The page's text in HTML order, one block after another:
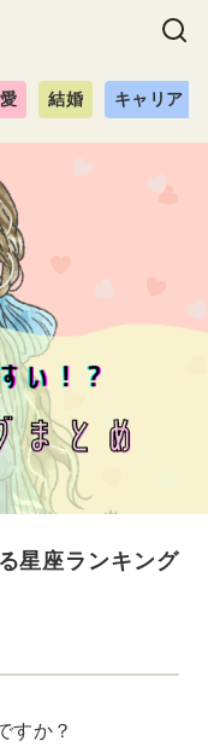
結婚 キャリア
星座ランキング
すか？